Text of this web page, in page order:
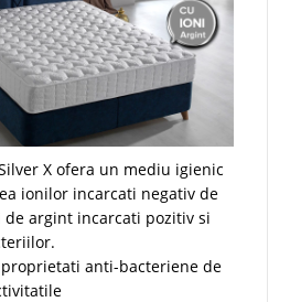
X ofera un mediu igienic
ionilor incarcati negativ de
argint incarcati pozitiv si
proprietati anti-bacteriene de